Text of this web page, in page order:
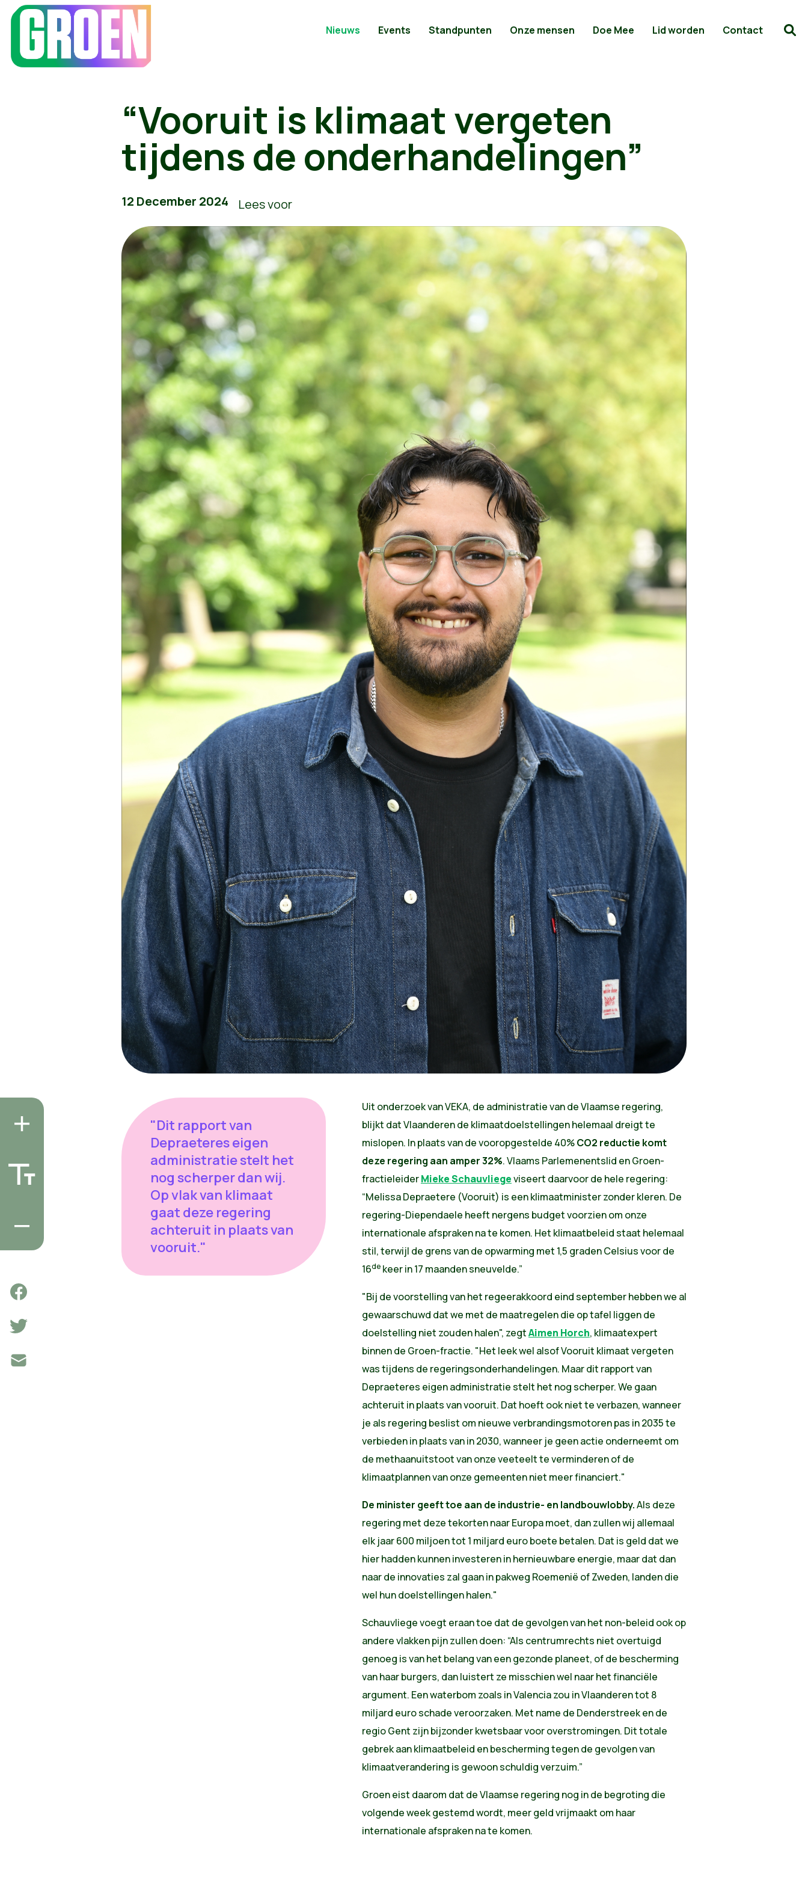
Nieuws Events Standpunten Onze mensen Doe Mee Lid worden Contact
“Vooruit is klimaat vergeten
tijdens de onderhandelingen”
12 December 2024 Lees voor
"Dit rapport van
Depraeteres eigen
administratie stelt het
nog scherper dan wij.
Op vlak van klimaat
gaat deze regering
achteruit in plaats van
vooruit."
Uit onderzoek van VEKA, de administratie van de Vlaamse regering,
blijkt dat Vlaanderen de klimaatdoelstellingen helemaal dreigt te
mislopen. In plaats van de vooropgestelde 40%CO2 reductie komt
deze regering aan amper 32%. Vlaams Parlemenentslid en Groen-
fractieleiderMieke Schauvliegeviseert daarvoor de hele regering:
“Melissa Depraetere (Vooruit) is een klimaatminister zonder kleren. De
regering-Diependaele heeft nergens budget voorzien om onze
internationale afspraken na te komen. Het klimaatbeleid staat helemaal
stil, terwijl de grens van de opwarming met 1,5 graden Celsius voor de
16de keer in 17 maanden sneuvelde.”
"Bij de voorstelling van het regeerakkoord eind september hebben we al
gewaarschuwd dat we met de maatregelen die op tafel liggen de
doelstelling niet zouden halen", zegtAimen Horch, klimaatexpert
binnen de Groen-fractie. "Het leek wel alsof Vooruit klimaat vergeten
was tijdens de regeringsonderhandelingen. Maar dit rapport van
Depraeteres eigen administratie stelt het nog scherper. We gaan
achteruit in plaats van vooruit. Dat hoeft ook niet te verbazen, wanneer
je als regering beslist om nieuwe verbrandingsmotoren pas in 2035 te
verbieden in plaats van in 2030, wanneer je geen actie onderneemt om
de methaanuitstoot van onze veeteelt te verminderen of de
klimaatplannen van onze gemeenten niet meer financiert."
De minister geeft toe aan de industrie- en landbouwlobby.Als deze
regering met deze tekorten naar Europa moet, dan zullen wij allemaal
elk jaar 600 miljoen tot 1 miljard euro boete betalen. Dat is geld dat we
hier hadden kunnen investeren in hernieuwbare energie, maar dat dan
naar de innovaties zal gaan in pakweg Roemenië of Zweden, landen die
wel hun doelstellingen halen."
Schauvliege voegt eraan toe dat de gevolgen van het non-beleid ook op
andere vlakken pijn zullen doen: “Als centrumrechts niet overtuigd
genoeg is van het belang van een gezonde planeet, of de bescherming
van haar burgers, dan luistert ze misschien wel naar het financiële
argument. Een waterbom zoals in Valencia zou in Vlaanderen tot 8
miljard euro schade veroorzaken. Met name de Denderstreek en de
regio Gent zijn bijzonder kwetsbaar voor overstromingen. Dit totale
gebrek aan klimaatbeleid en bescherming tegen de gevolgen van
klimaatverandering is gewoon schuldig verzuim.”
Groen eist daarom dat de Vlaamse regering nog in de begroting die
volgende week gestemd wordt, meer geld vrijmaakt om haar
internationale afspraken na te komen.